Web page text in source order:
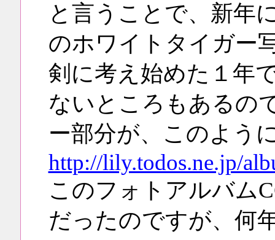
と言うことで、新年
のホワイトタイガー
剣に考え始めた１年
ないところもあるの
ー部分が、このよう
http://lily.todos.ne.jp/
このフォトアルバム
だったのですが、何